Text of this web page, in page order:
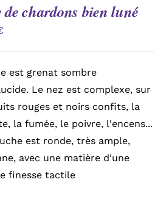
de chardons bien luné
est grenat sombre
Le nez est complexe, sur
rouges et noirs confits, la
la fumée, le poivre, l'encens...
est ronde, très ample,
avec une matière d'une
finesse tactile